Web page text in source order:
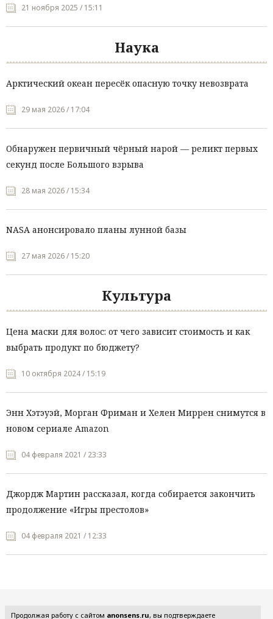
21 ноября 2025 / 15:11
Наука
Арктический океан пересёк опасную точку невозврата
29 мая 2026 / 17:04
Обнаружен первичный чёрный нарой — реликт первых
секунд после Большого взрыва
28 мая 2026 / 15:34
NASA анонсировало планы лунной базы
27 мая 2026 / 15:20
Культура
Цена маски для волос: от чего зависит стоимость и как
выбрать продукт по бюджету?
10 октября 2024 / 15:19
Энн Хэтэуэй, Морган Фриман и Хелен Миррен снимутся в
новом сериале Amazon
04 февраля 2021 / 23:33
Джордж Мартин рассказал, когда собирается закончить
продолжение «Игры престолов»
04 февраля 2021 / 12:33
Продолжая работу с сайтом anonsens.ru, вы подтверждаете